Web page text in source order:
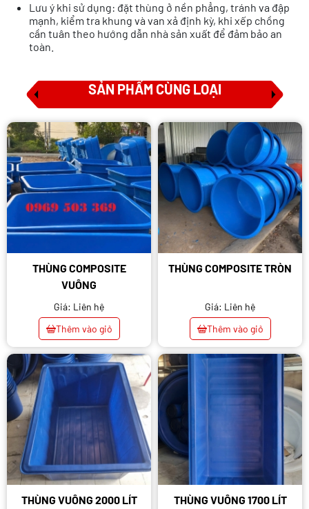
Lưu ý khi sử dụng: đặt thùng ở nền phẳng, tránh va đập
mạnh, kiểm tra khung và van xả định kỳ, khi xếp chồng
cần tuân theo hướng dẫn nhà sản xuất để đảm bảo an
toàn.
SẢN PHẨM CÙNG LOẠI
THÙNG COMPOSITE
VUÔNG
Giá: Liên hệ
Thêm vào giỏ
THÙNG COMPOSITE TRÒN
Giá: Liên hệ
Thêm vào giỏ
THÙNG VUÔNG 2000 LÍT THÙNG VUÔNG 1700 LÍT